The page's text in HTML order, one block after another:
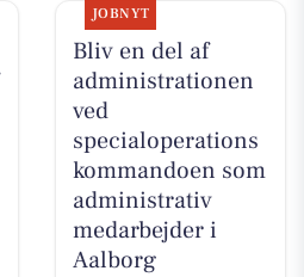
JOBNYT
Bliv en del af
administrationen
ved
specialoperations
kommandoen som
administrativ
medarbejder i
Aalborg